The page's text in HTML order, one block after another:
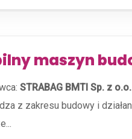
maszyn
STRABAG BMTI Sp. z o.o.
z zakresu budowy i